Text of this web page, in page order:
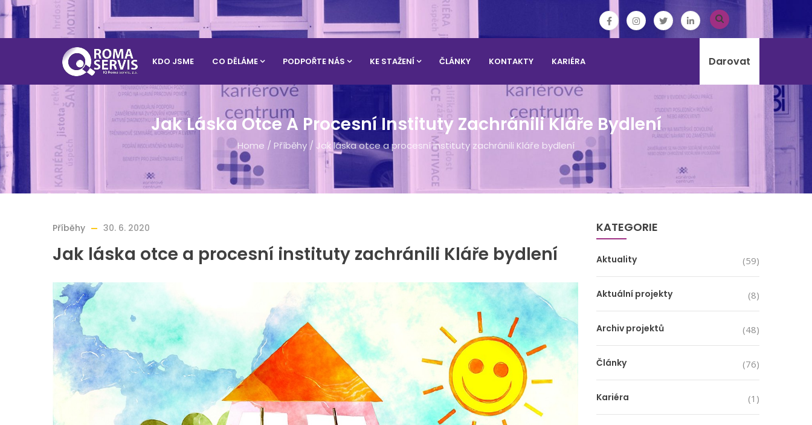
KDO JSME CO DĚLÁME PODPOŘTE NÁS KE STAŽENÍ ČLÁNKY KONTAKTY KARIÉRA Darovat
Jak Láska Otce A Procesní Instituty Zachránili Kláře Bydlení
Home / Příběhy / Jak láska otce a procesní instituty zachránili Kláře bydlení
Příběhy 30. 6. 2020
Jak láska otce a procesní instituty zachránili Kláře bydlení
KATEGORIE
Aktuality (59)
Aktuální projekty (8)
Archiv projektů (48)
Články (76)
Kariéra (1)